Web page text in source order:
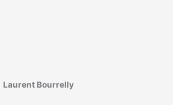
Laurent Bourrelly